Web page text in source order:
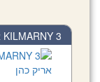
KILMARNY 3 אריק כהן